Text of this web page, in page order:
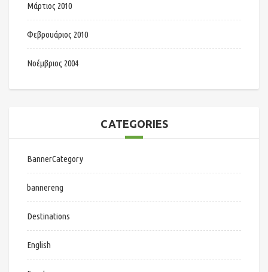
Μάρτιος 2010
Φεβρουάριος 2010
Νοέμβριος 2004
CATEGORIES
BannerCategory
bannereng
Destinations
English